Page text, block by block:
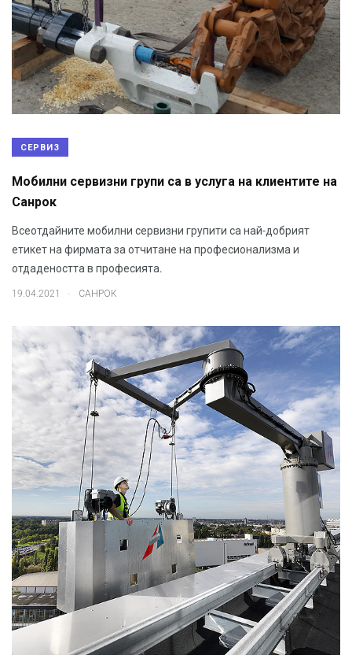
СЕРВИЗ
Мобилни сервизни групи са в услуга на клиентите на
Санрок
Всеотдайните мобилни сервизни групити са най-добрият
етикет на фирмата за отчитане на професионализма и
отдадеността в професията.
19.04.2021 САНРОК